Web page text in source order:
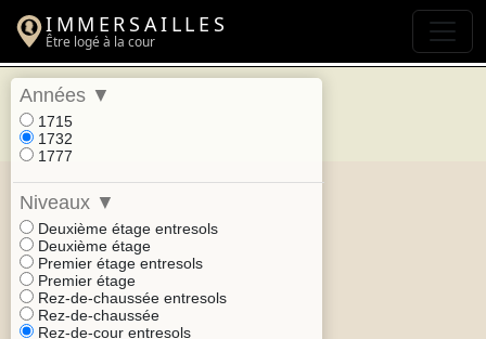
IMMERSAILLES
Être logé à la cour
Années ▼
1715
1732
1777
Niveaux ▼
Deuxième étage entresols
Deuxième étage
Premier étage entresols
Premier étage
Rez-de-chaussée entresols
Rez-de-chaussée
Rez-de-cour entresols